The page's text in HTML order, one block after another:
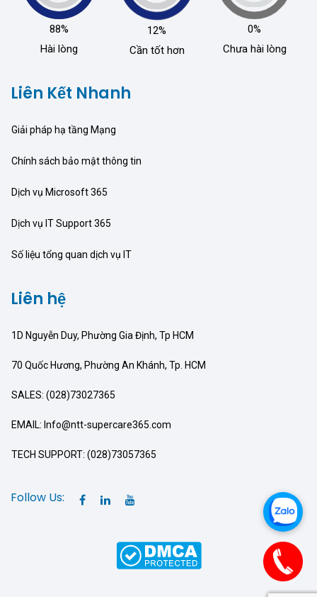
88%
Hài lòng
12%
Cần tốt hơn
0%
Chưa hài lòng
Liên Kết Nhanh
Giải pháp hạ tầng Mạng
Chính sách bảo mật thông tin
Dịch vụ Microsoft 365
Dịch vụ IT Support 365
Số liệu tổng quan dịch vụ IT
Liên hệ
1D Nguyễn Duy, Phường Gia Định, Tp HCM
70 Quốc Hương, Phường An Khánh, Tp. HCM
SALES: (028)73027365
EMAIL: Info@ntt-supercare365.com
TECH SUPPORT: (028)73057365
Follow Us: